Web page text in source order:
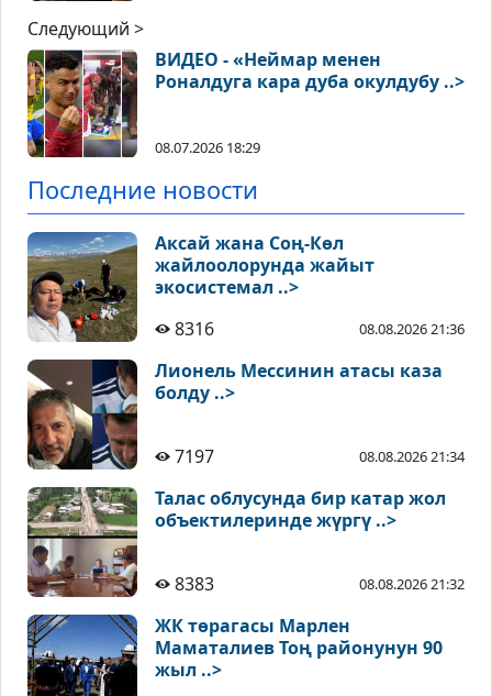
Следующий >
ВИДЕО - «Неймар менен
Роналдуга кара дуба окулдубу ..>
08.07.2026 18:29
Последние новости
Аксай жана Соң-Көл
жайлоолорунда жайыт
экосистемал ..>
8316
08.08.2026 21:36
Лионель Мессинин атасы каза
болду ..>
7197 08.08.2026 21:34
Талас облусунда бир катар жол
объектилеринде жүргү ..>
8383 08.08.2026 21:32
ЖК төрагасы Марлен
Маматалиев Тоң районунун 90
жыл ..>